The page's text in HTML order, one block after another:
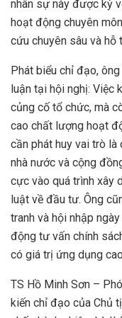
nhân sự này được kỳ
hoạt động chuyên
cứu chuyên sâu và hỗ
Phát biểu chỉ đạo,
luận tại hội nghị: Việc
củng cố tổ chức, mà
cao chất lượng hoạt
cần phát huy vai trò là
nhà nước và cộng
cực vào quá trình xây
luật về đầu tư. Ông
tranh và hội nhập
động tư vấn chính
có giá trị ứng dụng
TS Hồ Minh Sơn –
kiến chỉ đạo của Chủ